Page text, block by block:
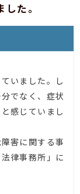
た。
いました。し
でなく、症状
感じていまし
害に関する事
律事務所」に